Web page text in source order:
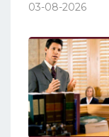
03-08-2026